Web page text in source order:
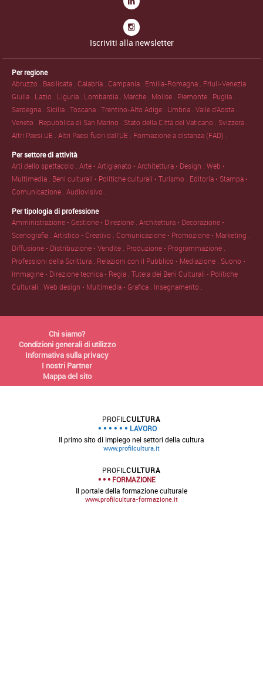
Iscriviti alla newsletter
Per regione
Abruzzo . Basilicata .Calabria .Campania . Emilia-Romagna . Friuli-Venezia
Giulia . Lazio . Liguria . Lombardia . Marche . Molise . Piemonte . Puglia .
Sardegna . Sicilia .Toscana .Trentino-Alto Adige . Umbria .Valle d'Aosta .
Veneto . Repubblica di San Marino . Stato della Città del Vaticano . Svizzera .
Altri Paesi UE .Altri Paesi fuori dall'UE . Formazione a distanza (FAD) .
Per settore di attività
Arti dello spettacolo .Arte • Artigianato • Architettura • Design .Web •
Multimedia . Beni culturali • Politiche culturali • Turismo . Editoria • Stampa •
Comunicazione .Audiovisivo .
Per tipologia di professione
Amministrazione • Gestione • Direzione .Architettura • Decorazione •
Scenografia .Artistico • Creativo .Comunicazione • Promozione • Marketing .
Diffusione • Distribuzione • Vendite . Produzione • Programmazione .
Professioni della Scrittura . Relazioni con il Pubblico • Mediazione . Suono •
Immagine • Direzione tecnica • Regia .Tutela dei Beni Culturali • Politiche
Culturali .Web design • Multimedia • Grafica . Insegnamento .
Chi siamo?
Condizioni generali di utilizzo
Informativa sulla privacy
I nostri Partner
Mappa del sito
PROFIL CULTURA
LAVORO
Il primo sito di impiego nei settori della cultura
www.profilcultura.it
PROFIL CULTURA
FORMAZIONE
Il portale della formazione culturale
www.profilcultura-formazione.it